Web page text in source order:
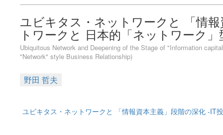
ユビキタス・ネットワークと 「情
トワークと 日本的「ネットワーク
Ubiquitous Network and Deepening of the Stage of "Information
"Network" style Business Relationship)
野田 哲夫
ユビキタス・ネットワークと 「情報資本主義」段階の深化 -IT